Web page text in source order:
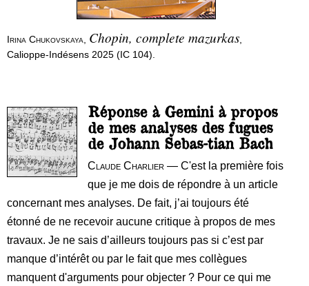
Irina Chukovskaya Chopin, complete mazurkas
Calioppe-Indésens 2025 (IC 104).
Réponse à Gemini à propos
de mes analyses des fugues
de Johann Sebas-tian Bach
Claude Charlier — C'est la première fois
que je me dois de répondre à un article
concernant mes analyses. De fait, j’ai toujours été
étonné de ne recevoir aucune critique à propos de mes
travaux. Je ne sais d’ailleurs toujours pas si c’est par
manque d’intérêt ou par le fait que mes collègues
manquent d'arguments pour objecter ? Pour ce qui me